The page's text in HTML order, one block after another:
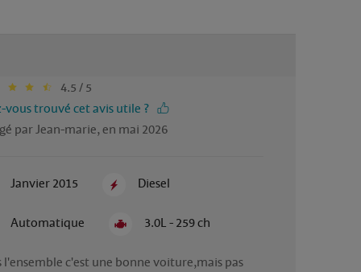
4.5 / 5
vous trouvé cet avis utile ?
par Jean-marie, en mai 2026
Janvier 2015 Diesel
Automatique 3.0L - 259 ch
l'ensemble c'est une bonne voiture,mais pas